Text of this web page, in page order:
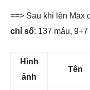
==> Sau khi lên Max
chỉ số: 137 máu,
Hình
ảnh
Tên